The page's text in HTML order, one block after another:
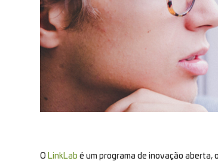
O LinkLab é um programa de inovação aberta,